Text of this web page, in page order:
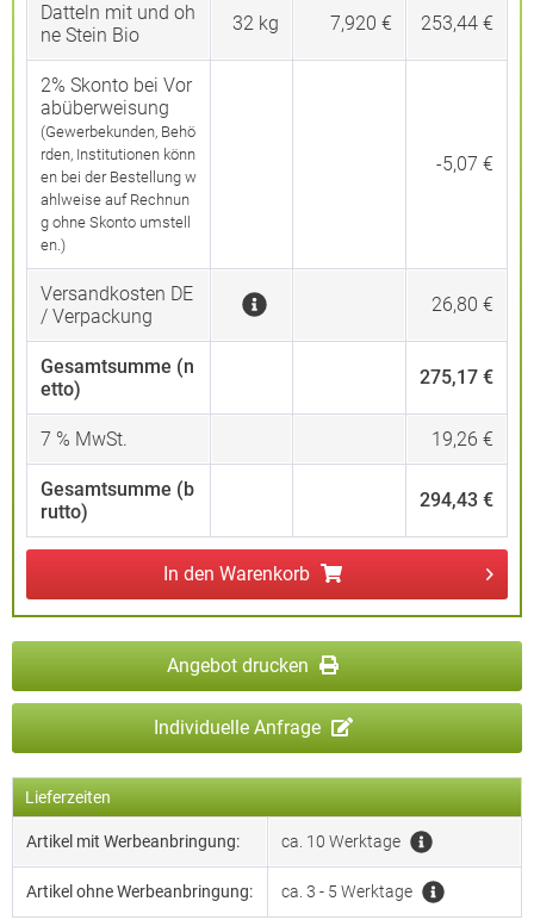
Datteln mit und oh
ne Stein Bio
32 kg 7,920 € 253,44 €
2% Skonto bei Vor
abüberweisung
(Gewerbekunden, Behö
rden, Institutionen könn
en bei der Bestellung w
ahlweise auf Rechnun
g ohne Skonto umstell
en.)
-5,07 €
Versandkosten DE
/ Verpackung
26,80 €
Gesamtsumme (n
etto)
275,17 €
7 % MwSt. 19,26 €
Gesamtsumme (b
rutto)
294,43 €
In den Warenkorb
Angebot drucken
Individuelle Anfrage
Lieferzeiten
Artikel mit Werbeanbringung: ca. 10 Werktage
Artikel ohne Werbeanbringung: ca. 3 - 5 Werktage